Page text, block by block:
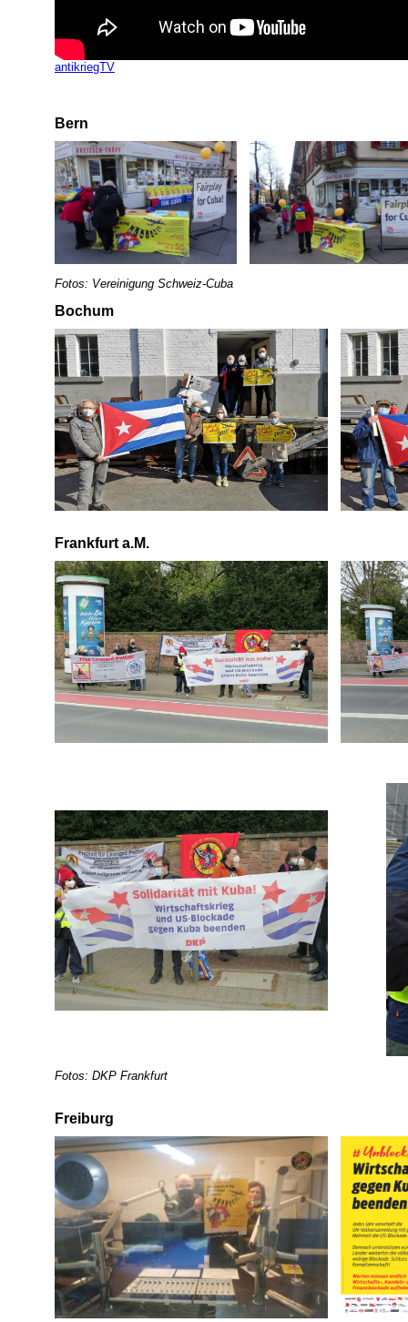
antikriegTV
Bern
Fotos: Vereinigung Schweiz-Cuba
Bochum
Frankfurt a.M.
Fotos: DKP Frankfurt
Freiburg